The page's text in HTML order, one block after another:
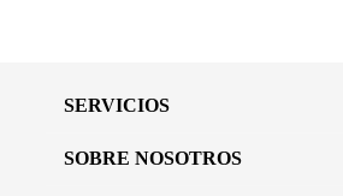
SERVICIOS
SOBRE NOSOTROS